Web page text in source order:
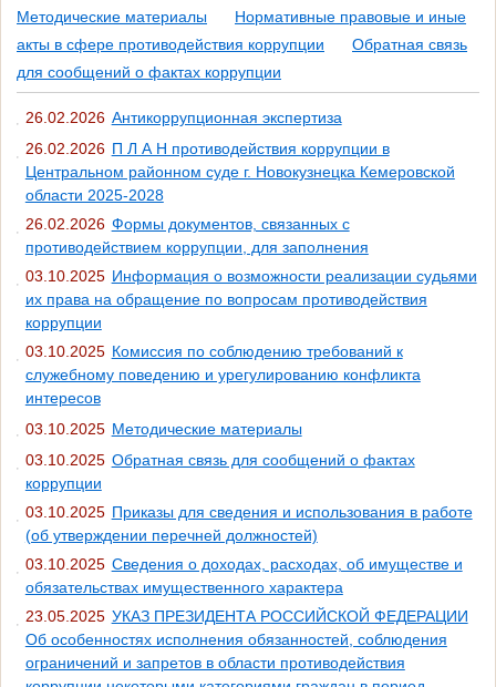
Методические материалы
Нормативные правовые и иные
акты в сфере противодействия коррупции
Обратная связь
для сообщений о фактах коррупции
26.02.2026 Антикоррупционная экспертиза
26.02.2026 П Л А Н противодействия коррупции в
Центральном районном суде г. Новокузнецка Кемеровской
области 2025-2028
26.02.2026 Формы документов, связанных с
противодействием коррупции, для заполнения
03.10.2025 Информация о возможности реализации судьями
их права на обращение по вопросам противодействия
коррупции
03.10.2025 Комиссия по соблюдению требований к
служебному поведению и урегулированию конфликта
интересов
03.10.2025 Методические материалы
03.10.2025 Обратная связь для сообщений о фактах
коррупции
03.10.2025 Приказы для сведения и использования в работе
(об утверждении перечней должностей)
03.10.2025 Сведения о доходах, расходах, об имуществе и
обязательствах имущественного характера
23.05.2025 УКАЗ ПРЕЗИДЕНТА РОССИЙСКОЙ ФЕДЕРАЦИИ
Об особенностях исполнения обязанностей, соблюдения
ограничений и запретов в области противодействия